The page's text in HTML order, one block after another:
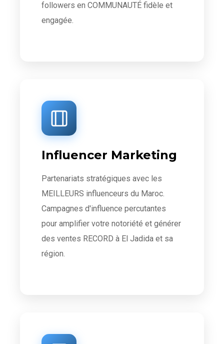
followers en COMMUNAUTÉ fidèle et
engagée.
Influencer Marketing
Partenariats stratégiques avec les
MEILLEURS influenceurs du Maroc.
Campagnes d'influence percutantes
pour amplifier votre notoriété et générer
des ventes RECORD à El Jadida et sa
région.